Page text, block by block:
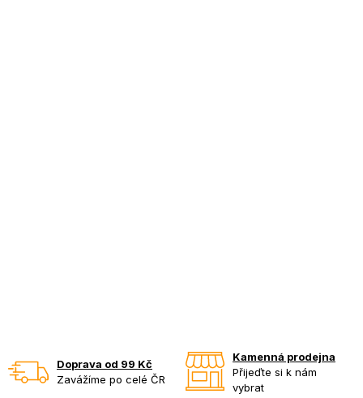
Doprava od 99 Kč
Zavážíme po celé ČR
Kamenná prodejna
Přijeďte si k nám
vybrat